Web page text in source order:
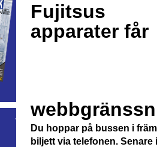
Fujitsus
apparater får
Du hoppar på bussen i
biljett via telefonen.